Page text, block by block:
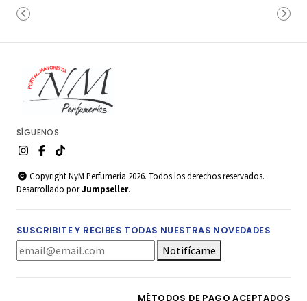
SÍGUENOS
Copyright NyM Perfumería 2026. Todos los derechos reservados.
Desarrollado porJumpseller.
SUSCRIBITE Y RECIBES TODAS NUESTRAS NOVEDADES
Notifícame
MÉTODOS DE PAGO ACEPTADOS